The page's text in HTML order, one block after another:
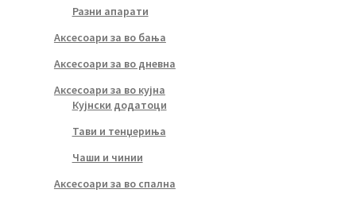
Разни апарати
Аксесоари за во бања
Аксесоари за во дневна
Аксесоари за во кујна
Кујнски додатоци
Тави и тенџериња
Чаши и чинии
Аксесоари за во спална